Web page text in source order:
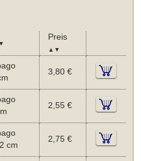
Preis
▲▼
3,80 €
2,55 €
cm
2,75 €